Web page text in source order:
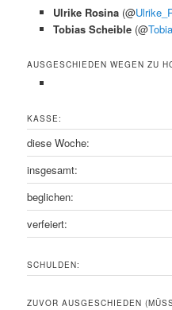
Ulrike Rosina (@
Tobias Scheible (@
AUSGESCHIEDEN WEGEN ZU
KASSE:
diese Woche:
insgesamt:
beglichen:
verfeiert:
SCHULDEN:
ZUVOR AUSGESCHIEDEN